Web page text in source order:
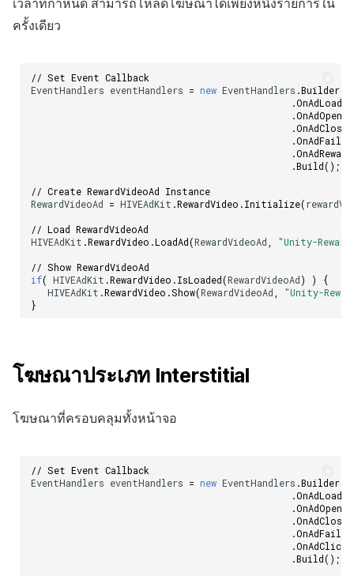
เวลาที่กำหนด สามารถโหลดโฆษณาได้เพียงหนึ่งรายการใน
ครั้งเดียว
// Set Event Callback
EventHandlers eventHandlers = new EventHandlers .Builder()
.OnAdLoaded
.
.OnAdClosed
.OnAdFailed
.OnAdReward
.Build();
// Create RewardVideoAd Instance
RewardVideoAd = HIVEAdKit .RewardVideo .Initialize(
// Load RewardVideoAd
HIVEAdKit .RewardVideo .LoadAd(RewardVideoAd
"Unity-
// Show RewardVideoAd
if( HIVEAdKit .RewardVideo .IsLoaded(RewardVideoAd) )
{
HIVEAdKit .RewardVideo .Show(RewardVideoAd
"Unity-
}
โฆษณาประเภท Interstitial
โฆษณาที่ครอบคลุมทั้งหน้าจอ
// Set Event Callback
EventHandlers eventHandlers = new EventHandlers .Builder()
.OnAdLoaded
.
.OnAdClosed
.OnAdFailed
.OnAdClick
.Build();